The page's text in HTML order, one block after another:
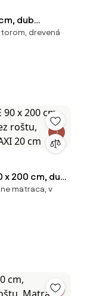
dub
Matrac:
drevená
x 200 cm, dub
Matrac:
matraca, v